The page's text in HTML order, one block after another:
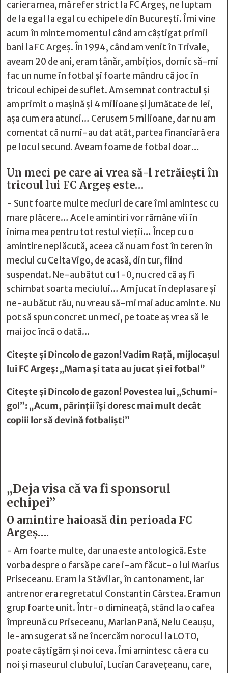
cariera mea, mă refer strict la FC Argeș, ne luptam
de la egal la egal cu echipele din București. Îmi vine
acum în minte momentul când am câștigat primii
bani la FC Argeș. În 1994, când am venit în Trivale,
aveam 20 de ani, eram tânăr, ambițios, dornic să-mi
fac un nume în fotbal și foarte mândru că joc în
tricoul echipei de suflet. Am semnat contractul și
am primit o mașină și 4 milioane și jumătate de lei,
așa cum era atunci… Cerusem 5 milioane, dar nu am
comentat că nu mi-au dat atât, partea financiară era
pe locul secund. Aveam foame de fotbal doar…
Un meci pe care ai vrea să-l retrăiești în
tricoul lui FC Argeș este…
- Sunt foarte multe meciuri de care îmi amintesc cu
mare plăcere… Acele amintiri vor rămâne vii în
inima mea pentru tot restul vieții… Încep cu o
amintire neplăcută, aceea că nu am fost în teren în
meciul cu Celta Vigo, de acasă, din tur, fiind
suspendat. Ne-au bătut cu 1-0, nu cred că aș fi
schimbat soarta meciului… Am jucat în deplasare și
ne-au bătut rău, nu vreau să-mi mai aduc aminte. Nu
pot să spun concret un meci, pe toate aș vrea să le
mai joc încă o dată…
Citește șiDincolo de gazon! Vadim Raţă, mijlocaşul
lui FC Argeş: „Mama şi tata au jucat şi ei fotbal”
Citește șiDincolo de gazon! Povestea lui „Schumi-
gol”: „Acum, părinţii îşi doresc mai mult decât
copiii lor să devină fotbalişti”
„Deja visa că va fi sponsorul
echipei”
O amintire haioasă din perioada FC
Argeș….
- Am foarte multe, dar una este antologică. Este
vorba despre o farsă pe care i-am făcut-o lui Marius
Priseceanu. Eram la Stăvilar, în cantonament, iar
antrenor era regretatul Constantin Cârstea. Eram un
grup foarte unit. Într-o dimineață, stând la o cafea
împreună cu Priseceanu, Marian Pană, Nelu Ceaușu,
le-am sugerat să ne încercăm norocul la LOTO,
poate câștigăm și noi ceva. Îmi amintesc că era cu
noi și maseurul clubului, Lucian Caravețeanu, care,